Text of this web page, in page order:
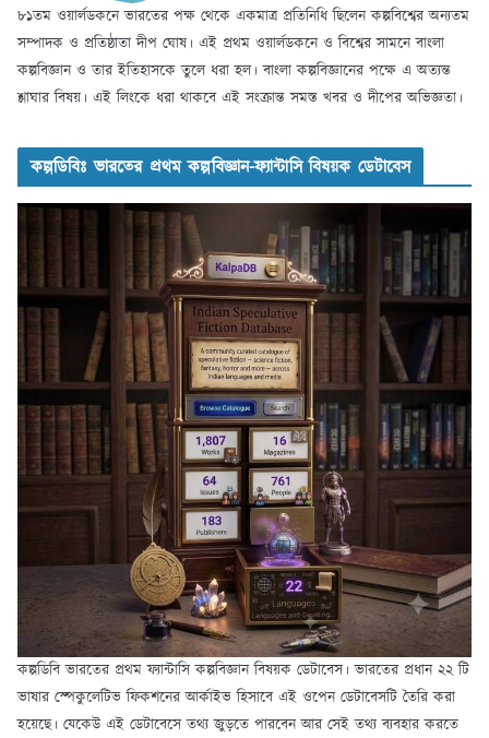
৮১তম ওয়ার্লডকনে ভারতের পক্ষ থেকে একমাত্র প্রতিনিধি ছিলেন কল্পবিশ্বের অন্যতম
সম্পাদক ও প্রতিষ্ঠাতা দীপ ঘোষ। এই প্রথম ওয়ার্লডকনে ও বিশ্বের সামনে বাংলা
কল্পবিজ্ঞান ও তার ইতিহাসকে তুলে ধরা হল। বাংলা কল্পবিজ্ঞানের পক্ষে এ অত্যন্ত
শ্লাঘার বিষয়। এই লিংকে ধরা থাকবে এই সংক্রান্ত সমস্ত খবর ও দীপের অভিজ্ঞতা।
কল্পডিবিঃ ভারতের প্রথম কল্পবিজ্ঞান-ফ্যান্টাসি বিষয়ক ডেটাবেস
কল্পডিবি ভারতের প্রথম ফ্যান্টাসি কল্পবিজ্ঞান বিষয়ক ডেটাবেস। ভারতের প্রধান ২২ টি
ভাষার স্পেকুলেটিভ ফিকশনের আর্কাইভ হিসাবে এই ওপেন ডেটাবেসটি তৈরি করা
হয়েছে। যেকেউ এই ডেটাবেসে তথ্য জুড়তে পারবেন আর সেই তথ্য ব্যবহার করতে